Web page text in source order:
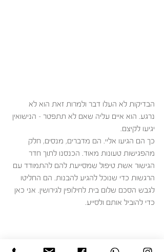
הבדיקות לא העלו דבר ולמרות זאת הוא לא
נרגע. הוא איים עליה שאם לא תתפטר – הנישואין
יגיעו לקיצם.
כך הם הגיעו אליי. הם מדברים, מנסים, חלק
מהפגישות טעונות מאוד. הכנסנו לתוך חדר
הגישור אשת טיפול שמסייעת להם להתמודד עם
הרגשות כדי שנוכל להגיע להבנות. הם החליטו
לגבש הסכם שלום בית לחילופין לגירושין. אני כאן
כדי להוביל אותם ולסייע.